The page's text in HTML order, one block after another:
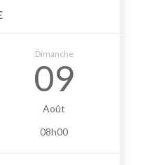
Dimanche
09
Août
08h00